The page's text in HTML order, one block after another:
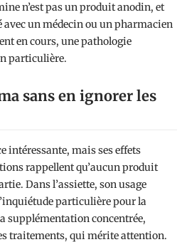
n’est pas un produit anodin, et
avec un médecin ou un pharmacien
en cours, une pathologie
particulière.
sans en ignorer les
intéressante, mais ses effets
rappellent qu’aucun produit
Dans l’assiette, son usage
particulière pour la
supplémentation concentrée,
traitements, qui mérite attention.